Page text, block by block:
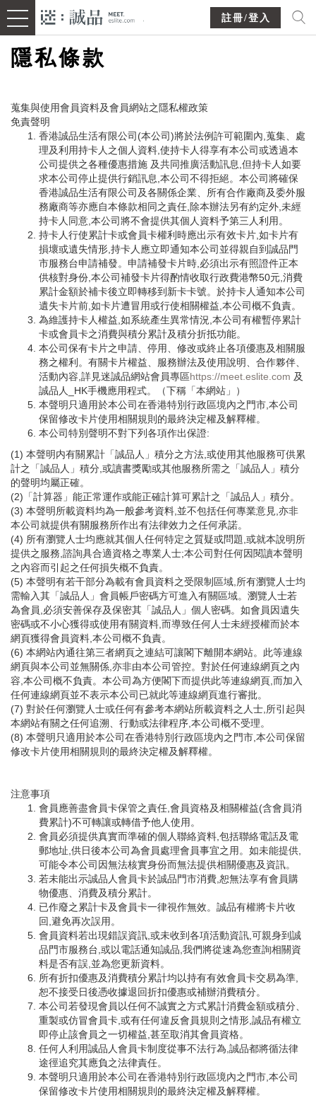
註冊/登入
隱私條款
蒐集與使用會員資料及會員網站之隱私權政策
免責聲明
香港誠品生活有限公司(本公司)將於法例許可範圍內,蒐集、處
理及利用持卡人之個人資料,使持卡人得享有本公司或透過本
公司提供之各種優惠措施 及共同推廣活動訊息,但持卡人如要
求本公司停止提供行銷訊息,本公司不得拒絕。本公司將確保
香港誠品生活有限公司及各關係企業、所有合作廠商及委外服
務廠商等亦應自本條款相同之責任,除本辦法另有約定外,未經
持卡人同意,本公司將不會提供其個人資料予第三人利用。
持卡人行使累計卡或會員卡權利時應出示有效卡片,如卡片有
損壞或遺失情形,持卡人應立即通知本公司並得親自到誠品門
市服務台申請補發。申請補發卡片時,必須出示有照證件正本
供核對身份,本公司補發卡片得酌情收取行政費港幣50元,消費
累計金額於補卡後立即轉移到新卡卡號。於持卡人通知本公司
遺失卡片前,如卡片遭冒用或行使相關權益,本公司概不負責。
為維護持卡人權益,如系統產生異常情況,本公司有權暫停累計
卡或會員卡之消費與積分累計及積分折抵功能。
本公司保有卡片之申請、停用、修改或終止各項優惠及相關服
務之權利。有關卡片權益、服務辦法及使用說明、合作夥伴、
活動內容,詳見迷誠品網站會員專區https://meet.eslite.com 及
誠品人_HK手機應用程式。（下稱「本網站」）
本聲明只適用於本公司在香港特別行政區境內之門市,本公司
保留修改卡片使用相關規則的最終決定權及解釋權。
本公司特別聲明不對下列各項作出保證:
(1) 本聲明内有關累計「誠品人」積分之方法,或使用其他服務可供累
計之「誠品人」積分,或讀書獎勵或其他服務所需之「誠品人」積分
的聲明均屬正確。
(2)「計算器」能正常運作或能正確計算可累計之「誠品人」積分。
(3) 本聲明所載資料均為一般參考資料,並不包括任何專業意見,亦非
本公司就提供有關服務所作出有法律效力之任何承諾。
(4) 所有瀏覽人士均應就其個人任何特定之質疑或問題,或就本說明所
提供之服務,諮詢具合適資格之專業人士;本公司對任何因閱讀本聲明
之內容而引起之任何損失概不負責。
(5) 本聲明有若干部分為載有會員資料之受限制區域,所有瀏覽人士均
需輸入其「誠品人」會員帳戶密碼方可進入有關區域。瀏覽人士若
為會員,必須安善保存及保密其「誠品人」個人密碼。如會員因遺失
密碼或不小心獲得或使用有關資料,而導致任何人士未經授權而於本
網頁獲得會員資料,本公司概不負責。
(6) 本網站內通往第三者網頁之連結可讓閣下離開本網站。此等連線
網頁與本公司並無關係,亦非由本公司管控。對於任何連線網頁之內
容,本公司概不負責。本公司為方便閣下而提供此等連線網頁,而加入
任何連線網頁並不表示本公司已就此等連線網頁進行審批。
(7) 對於任何瀏覽人士或任何有參考本網站所載資料之人士,所引起與
本網站有關之任何追溯、行動或法律程序,本公司概不受理。
(8) 本聲明只適用於本公司在香港特別行政區境內之門市,本公司保留
修改卡片使用相關規則的最終決定權及解釋權。
注意事項
會員應善盡會員卡保管之責任,會員資格及相關權益(含會員消
費累計)不可轉讓或轉借予他人使用。
會員必須提供真實而準確的個人聯絡資料,包括聯絡電話及電
郵地址,供日後本公司為會員處理會員事宜之用。如未能提供,
可能令本公司因無法核實身份而無法提供相關優惠及資訊。
若未能出示誠品人會員卡於誠品門市消費,恕無法享有會員購
物優惠、消費及積分累計。
已作廢之累計卡及會員卡一律視作無效。誠品有權將卡片收
回,避免再次誤用。
會員資料若出現錯誤資訊,或未收到各項活動資訊,可親身到誠
品門市服務台,或以電話通知誠品,我們將從速為您查詢相關資
料是否有誤,並為您更新資料。
所有折扣優惠及消費積分累計均以持有有效會員卡交易為準,
恕不接受日後憑收據退回折扣優惠或補辦消費積分。
本公司若發現會員以任何不誠實之方式累計消費金額或積分、
重製或仿冒會員卡,或有任何違反會員規則之情形,誠品有權立
即停止該會員之一切權益,甚至取消其會員資格。
任何人利用誠品人會員卡制度從事不法行為,誠品都將循法律
途徑追究其應負之法律責任。
本聲明只適用於本公司在香港特別行政區境內之門市,本公司
保留修改卡片使用相關規則的最終決定權及解釋權。